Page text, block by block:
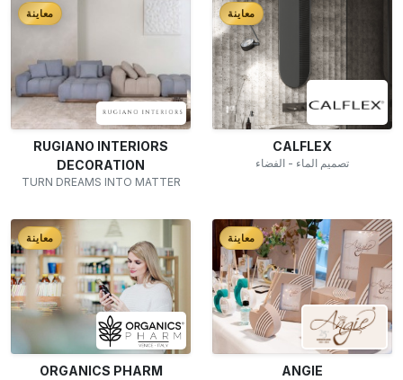
معاينة
RUGIANO INTERIORS
DECORATION
TURN DREAMS INTO MATTER
معاينة
CALFLEX
تصميم الماء - الفضاء
معاينة
ORGANICS PHARM
معاينة
ANGIE